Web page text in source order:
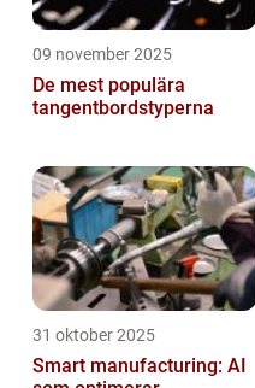
09 november 2025
De mest populära
tangentbordstyperna
31 oktober 2025
Smart manufacturing: AI